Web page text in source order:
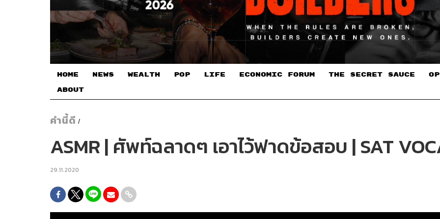
HOME NEWS WEALTH POP LIFE ECONOMIC FORUM THE SECRET SAUCE​
ABOUT
คำนี้ดี /
ASMR | ศัพท์ฉลาดๆ เอาไว้ฟาดข้อสอบ | SAT
29.11.2020